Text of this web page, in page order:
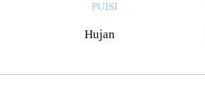
PUISI
Hujan